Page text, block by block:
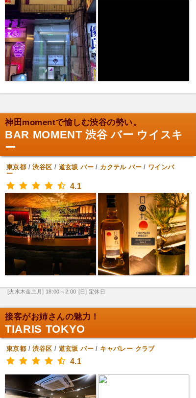
神田momentで愉しむ渋谷の勢い。
BAR MOMENT 渋谷 バー ウイスキ
ー
東京都 /渋谷区 / 道玄坂 バー / カクテル バー/ ワインバ
ー
4.1
[火水木金土月] 18:00～2:00 [日] 定休日
接客がお姉さんの魅力！
TIARIS TOKYO
東京都 /渋谷区 / 道玄坂 バー / キャバレー クラブ
4.1